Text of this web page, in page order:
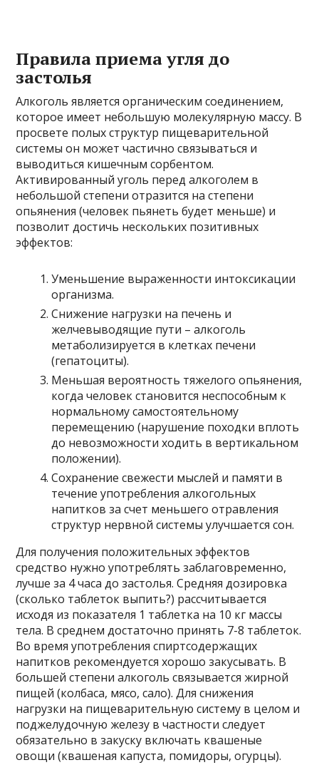
Правила приема угля до
застолья
Алкоголь является органическим соединением,
которое имеет небольшую молекулярную массу. В
просвете полых структур пищеварительной
системы он может частично связываться и
выводиться кишечным сорбентом.
Активированный уголь перед алкоголем в
небольшой степени отразится на степени
опьянения (человек пьянеть будет меньше) и
позволит достичь нескольких позитивных
эффектов:
Уменьшение выраженности интоксикации
организма.
Снижение нагрузки на печень и
желчевыводящие пути – алкоголь
метаболизируется в клетках печени
(гепатоциты).
Меньшая вероятность тяжелого опьянения,
когда человек становится неспособным к
нормальному самостоятельному
перемещению (нарушение походки вплоть
до невозможности ходить в вертикальном
положении).
Сохранение свежести мыслей и памяти в
течение употребления алкогольных
напитков за счет меньшего отравления
структур нервной системы улучшается сон.
Для получения положительных эффектов
средство нужно употреблять заблаговременно,
лучше за 4 часа до застолья. Средняя дозировка
(сколько таблеток выпить?) рассчитывается
исходя из показателя 1 таблетка на 10 кг массы
тела. В среднем достаточно принять 7-8 таблеток.
Во время употребления спиртсодержащих
напитков рекомендуется хорошо закусывать. В
большей степени алкоголь связывается жирной
пищей (колбаса, мясо, сало). Для снижения
нагрузки на пищеварительную систему в целом и
поджелудочную железу в частности следует
обязательно в закуску включать квашеные
овощи (квашеная капуста, помидоры, огурцы).